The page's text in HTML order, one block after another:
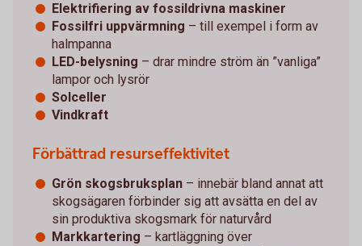
Elektrifiering av fossildrivna maskiner
Fossilfri uppvärmning – till exempel i form av
halmpanna
LED-belysning – drar mindre ström än ”vanliga”
lampor och lysrör
Solceller
Vindkraft
Förbättrad resurseffektivitet
Grön skogsbruksplan – innebär bland annat att
skogsägaren förbinder sig att avsätta en del av
sin produktiva skogsmark för naturvård
Markkartering – kartläggning över